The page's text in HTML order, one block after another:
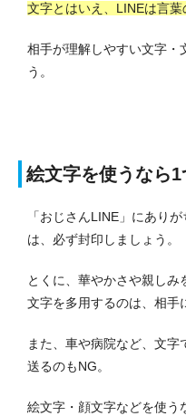
文字とはいえ、LINEは言葉
相手が理解しやすい文字・
う。
絵文字を使うなら1
「おじさんLINE」にあり
は、必ず封印しましょう。
とくに、華やかさや親し
文字を多用するのは、相手
また、車や病院など、文
送るのもNG。
絵文字・顔文字などを使う